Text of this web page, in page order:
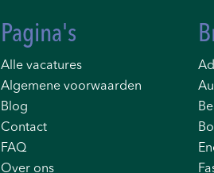
Pagina's
Alle vacatures
Algemene voorwaarden
Blog
Contact
FAQ
Over ons